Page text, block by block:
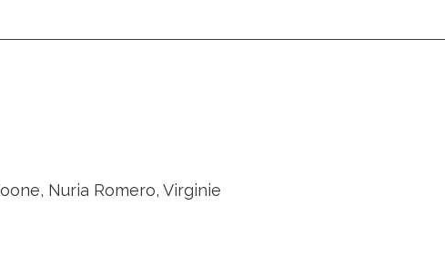
Nuria Romero, Virginie